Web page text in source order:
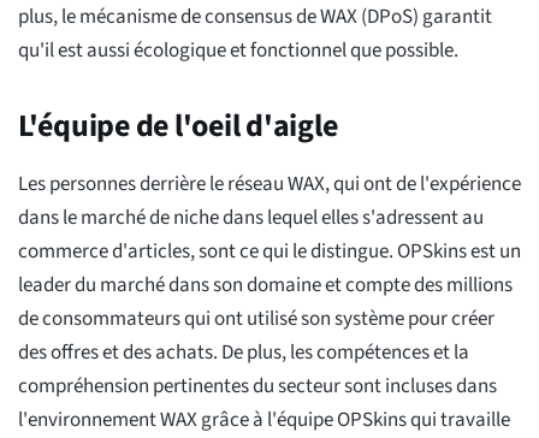
plus, le mécanisme de consensus de WAX (DPoS) garantit
qu'il est aussi écologique et fonctionnel que possible.
L'équipe de l'oeil d'aigle
Les personnes derrière le réseau WAX, qui ont de l'expérience
dans le marché de niche dans lequel elles s'adressent au
commerce d'articles, sont ce qui le distingue. OPSkins est un
leader du marché dans son domaine et compte des millions
de consommateurs qui ont utilisé son système pour créer
des offres et des achats. De plus, les compétences et la
compréhension pertinentes du secteur sont incluses dans
l'environnement WAX grâce à l'équipe OPSkins qui travaille